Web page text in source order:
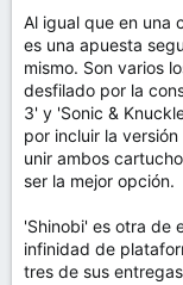
Al igual que en una
es una apuesta
mismo. Son varios
desfilado por la
3' y 'Sonic &
por incluir la versión
unir ambos
ser la mejor opción.
'Shinobi' es otra de
infinidad de
tres de sus